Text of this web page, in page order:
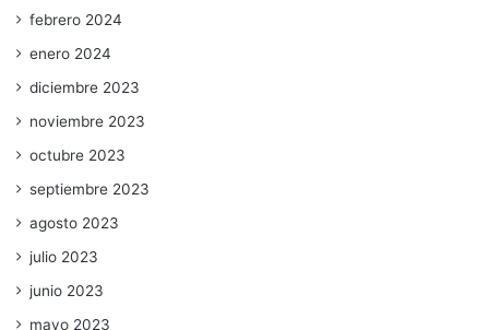
febrero 2024
enero 2024
diciembre 2023
noviembre 2023
octubre 2023
septiembre 2023
agosto 2023
julio 2023
junio 2023
mayo 2023